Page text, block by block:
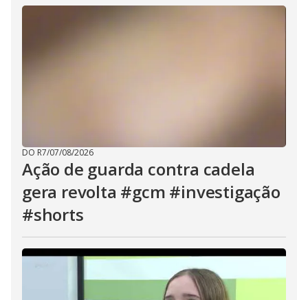
DO R7/07/08/2026
Ação de guarda contra cadela
gera revolta #gcm #investigação
#shorts